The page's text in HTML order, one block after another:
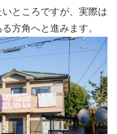
ところですが、実際は
方角へと進みます。